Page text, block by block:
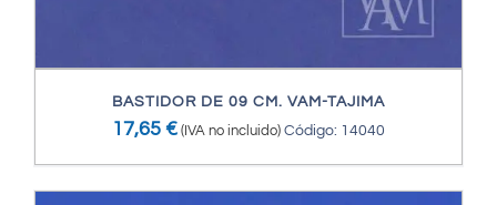
BASTIDOR DE 09 CM. VAM-TAJIMA
17,65 € (IVA no incluido) Código: 14040